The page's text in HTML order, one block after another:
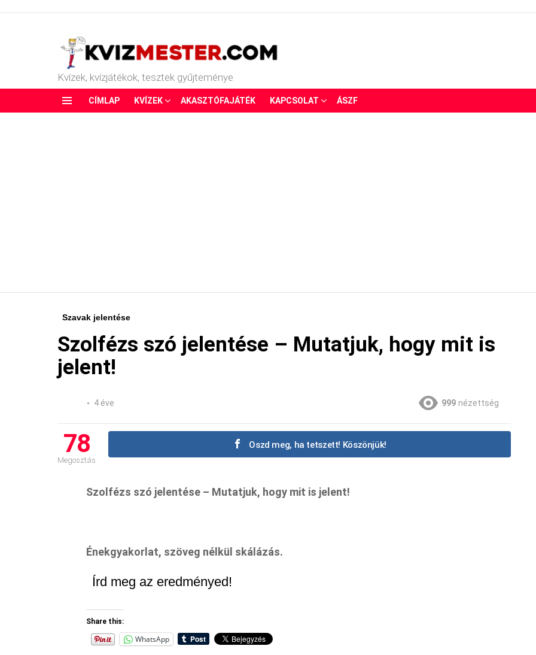
Kvízek, kvízjátékok, tesztek gyűjteménye
CÍMLAP KVÍZEK AKASZTÓFAJÁTÉK KAPCSOLAT ÁSZF
Szavak jelentése
Szolfézs szó jelentése – Mutatjuk, hogy mit is
jelent!
4 éve 999 nézettség
78
Megosztás
Oszd meg, ha tetszett! Köszönjük!
Szolfézs szó jelentése – Mutatjuk, hogy mit is jelent!
Énekgyakorlat, szöveg nélkül skálázás.
Írd meg az eredményed!
Share this:
WhatsApp